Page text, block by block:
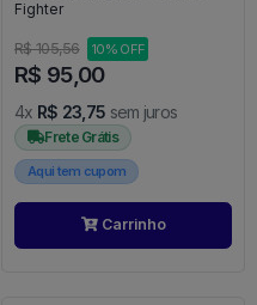
Fighter
R$ 105,56 10% OFF
R$ 95,00
4x R$ 23,75 sem juros
Frete Grátis
Aqui tem cupom
Carrinho